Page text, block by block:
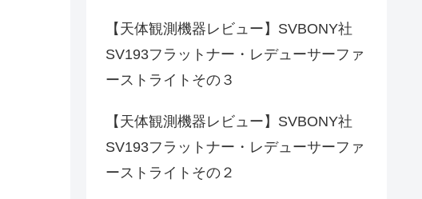
【天体観測機器レビュー】SVBONY社
SV193フラットナー・レデューサーファ
ーストライトその３
【天体観測機器レビュー】SVBONY社
SV193フラットナー・レデューサーファ
ーストライトその２